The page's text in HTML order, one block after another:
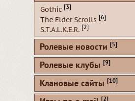
Gothic [3]
The Elder Scrolls [6]
S.T.A.L.K.E.R. [2]
Ролевые новости [5]
Ролевые клубы [9]
Клановые сайты [10]